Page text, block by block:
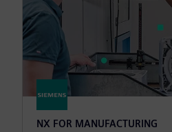
NX FOR MANUFACTURING